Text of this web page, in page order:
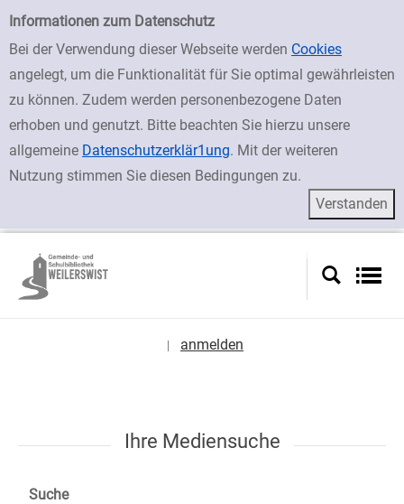
Einfache Suche
Informationen zum Datenschutz
Bei der Verwendung dieser Webseite werden Cookies
angelegt, um die Funktionalität für Sie optimal gewährleisten
zu können. Zudem werden personenbezogene Daten
erhoben und genutzt. Bitte beachten Sie hierzu unsere
allgemeine Datenschutzerklär1ung. Mit der weiteren
Nutzung stimmen Sie diesen Bedingungen zu.
zur Navigation springen
zum Inhalt springen
Zur Detailanzeige springen
anmelden
Ihre Mediensuche
Suche